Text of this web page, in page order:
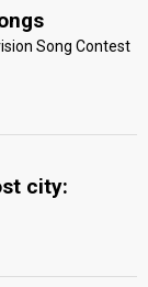
Song Contest
city: